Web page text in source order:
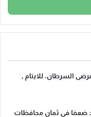
السرطان، للايتام ,
ضعفا في ثمان محافظات